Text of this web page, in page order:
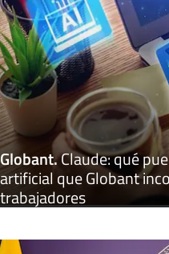
Globant.Claude: qué
artificial que Globant
trabajadores